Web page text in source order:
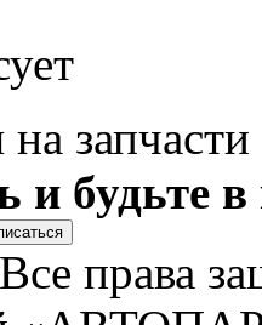
запчасти
и будьте в
права